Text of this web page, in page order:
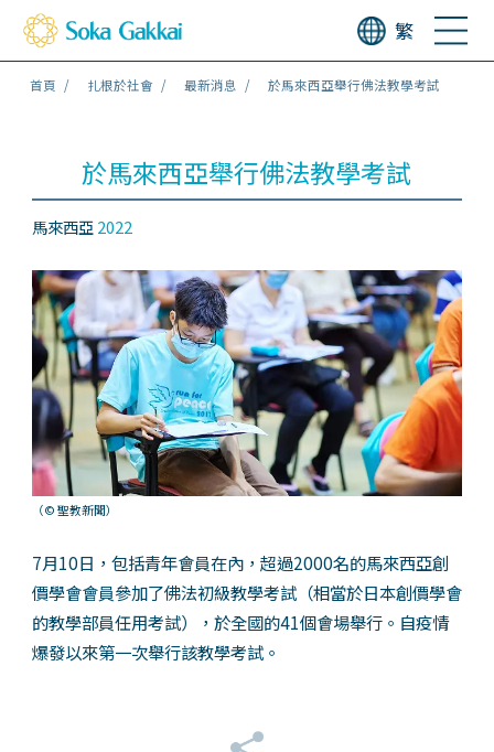
繁
首頁 扎根於社會 最新消息 於馬來西亞舉行佛法教學考試
於馬來西亞舉行佛法教學考試
馬來西亞2022
（© 聖教新聞）
7月10日，包括青年會員在內，超過2000名的馬來西亞創
價學會會員參加了佛法初級教學考試（相當於日本創價學會
的教學部員任用考試），於全國的41個會場舉行。自疫情
爆發以來第一次舉行該教學考試。